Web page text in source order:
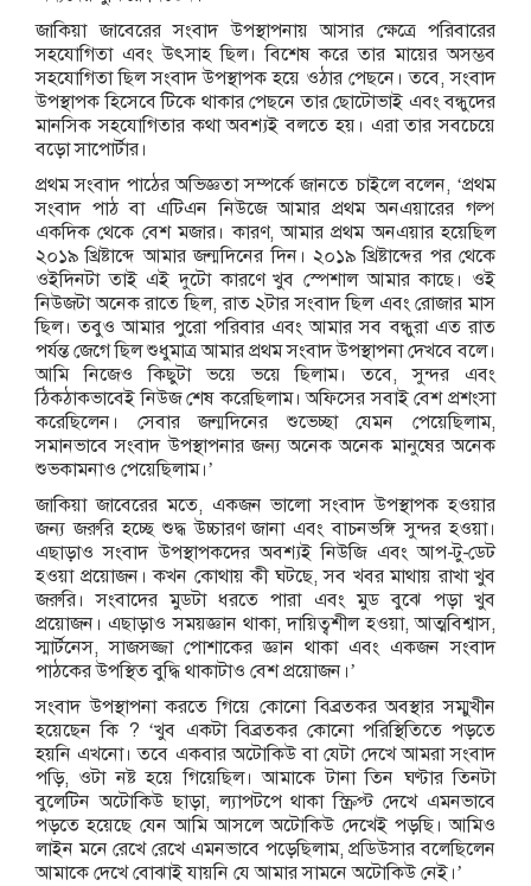
জাকিয়া জাবেরের সংবাদ উপস্থাপনায় আসার ক্ষেত্রে পরিবারের
সহযোগিতা এবং উৎসাহ ছিল। বিশেষ করে তার মায়ের অসম্ভব
সহযোগিতা ছিল সংবাদ উপস্থাপক হয়ে ওঠার পেছনে। তবে, সংবাদ
উপস্থাপক হিসেবে টিকে থাকার পেছনে তার ছোটোভাই এবং বন্ধুদের
মানসিক সহযোগিতার কথা অবশ্যই বলতে হয়। এরা তার সবচেয়ে
বড়ো সাপোর্টার।
প্রথম সংবাদ পাঠের অভিজ্ঞতা সম্পর্কে জানতে চাইলে বলেন, ‘প্রথম
সংবাদ পাঠ বা এটিএন নিউজে আমার প্রথম অনএয়ারের গল্প
একদিক থেকে বেশ মজার। কারণ, আমার প্রথম অনএয়ার হয়েছিল
২০১৯ খ্রিষ্টাব্দে আমার জন্মদিনের দিন। ২০১৯ খ্রিষ্টাব্দের পর থেকে
ওইদিনটা তাই এই দুটো কারণে খুব স্পেশাল আমার কাছে। ওই
নিউজটা অনেক রাতে ছিল, রাত ২টার সংবাদ ছিল এবং রোজার মাস
ছিল। তবুও আমার পুরো পরিবার এবং আমার সব বন্ধুরা এত রাত
পর্যন্ত জেগে ছিল শুধুমাত্র আমার প্রথম সংবাদ উপস্থাপনা দেখবে বলে।
আমি নিজেও কিছুটা ভয়ে ভয়ে ছিলাম। তবে, সুন্দর এবং
ঠিকঠাকভাবেই নিউজ শেষ করেছিলাম। অফিসের সবাই বেশ প্রশংসা
করেছিলেন। সেবার জন্মদিনের শুভেচ্ছা যেমন পেয়েছিলাম,
সমানভাবে সংবাদ উপস্থাপনার জন্য অনেক অনেক মানুষের অনেক
শুভকামনাও পেয়েছিলাম।’
জাকিয়া জাবেরের মতে, একজন ভালো সংবাদ উপস্থাপক হওয়ার
জন্য জরুরি হচ্ছে শুদ্ধ উচ্চারণ জানা এবং বাচনভঙ্গি সুন্দর হওয়া।
এছাড়াও সংবাদ উপস্থাপকদের অবশ্যই নিউজি এবং আপ-টু-ডেট
হওয়া প্রয়োজন। কখন কোথায় কী ঘটছে, সব খবর মাথায় রাখা খুব
জরুরি। সংবাদের মুডটা ধরতে পারা এবং মুড বুঝে পড়া খুব
প্রয়োজন। এছাড়াও সময়জ্ঞান থাকা, দায়িত্বশীল হওয়া, আত্মবিশ্বাস,
স্মার্টনেস, সাজসজ্জা পোশাকের জ্ঞান থাকা এবং একজন সংবাদ
পাঠকের উপস্থিত বুদ্ধি থাকাটাও বেশ প্রয়োজন।’
সংবাদ উপস্থাপনা করতে গিয়ে কোনো বিব্রতকর অবস্থার সম্মুখীন
হয়েছেন কি ? ‘খুব একটা বিব্রতকর কোনো পরিস্থিতিতে পড়তে
হয়নি এখনো। তবে একবার অটোকিউ বা যেটা দেখে আমরা সংবাদ
পড়ি, ওটা নষ্ট হয়ে গিয়েছিল। আমাকে টানা তিন ঘণ্টার তিনটা
বুলেটিন অটোকিউ ছাড়া, ল্যাপটপে থাকা স্ক্রিপ্ট দেখে এমনভাবে
পড়তে হয়েছে যেন আমি আসলে অটোকিউ দেখেই পড়ছি। আমিও
লাইন মনে রেখে রেখে এমনভাবে পড়েছিলাম, প্রডিউসার বলেছিলেন
আমাকে দেখে বোঝাই যায়নি যে আমার সামনে অটোকিউ নেই।’